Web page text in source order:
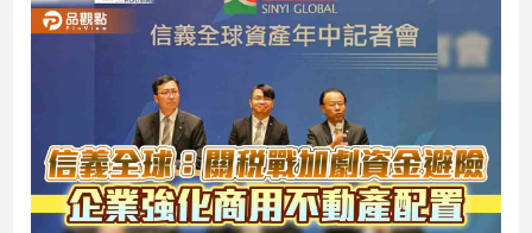
股
市
品